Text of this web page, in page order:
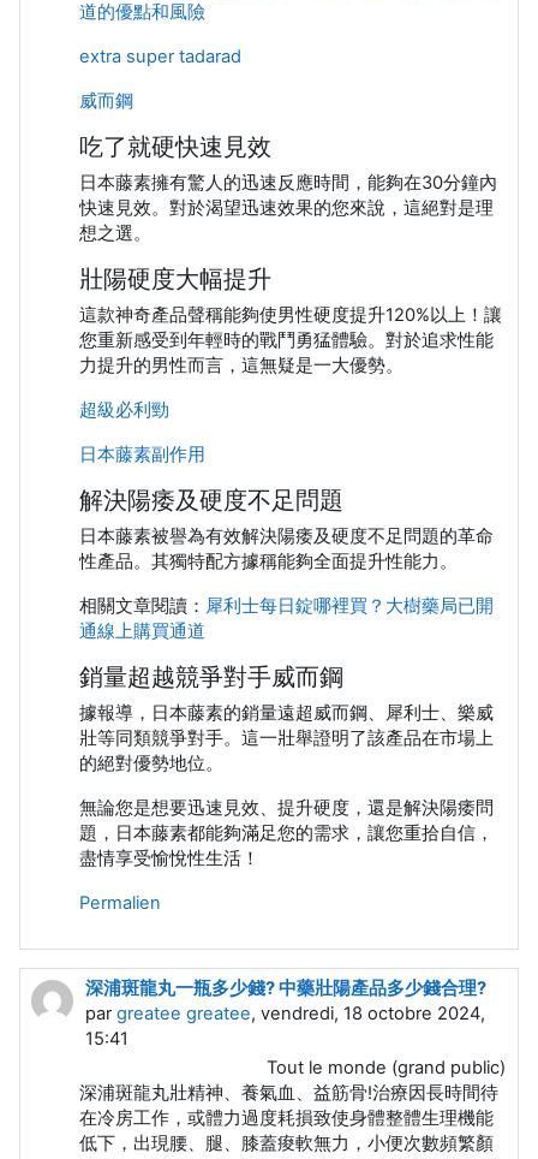
道的優點和風險
extra super tadarad
威而鋼
吃了就硬快速見效
日本藤素擁有驚人的迅速反應時間，能夠在30分鐘內
快速見效。對於渴望迅速效果的您來說，這絕對是理
想之選。
壯陽硬度大幅提升
這款神奇產品聲稱能夠使男性硬度提升120%以上！讓
您重新感受到年輕時的戰鬥勇猛體驗。對於追求性能
力提升的男性而言，這無疑是一大優勢。
超級必利勁
日本藤素副作用
解決陽痿及硬度不足問題
日本藤素被譽為有效解決陽痿及硬度不足問題的革命
性產品。其獨特配方據稱能夠全面提升性能力。
相關文章閱讀： 犀利士每日錠哪裡買？大樹藥局已開
通線上購買通道
銷量超越競爭對手威而鋼
據報導，日本藤素的銷量遠超威而鋼、犀利士、樂威
壯等同類競爭對手。這一壯舉證明了該產品在市場上
的絕對優勢地位。
無論您是想要迅速見效、提升硬度，還是解決陽痿問
題，日本藤素都能夠滿足您的需求，讓您重拾自信，
盡情享受愉悅性生活！
Permalien
深浦斑龍丸一瓶多少錢? 中藥壯陽產品多少錢合理?
pargreatee greatee, vendredi, 18 octobre 2024,
15:41
Tout le monde (grand public)
深浦斑龍丸壯精神、養氣血、益筋骨!治療因長時間待
在冷房工作，或體力過度耗損致使身體整體生理機能
低下，出現腰、腿、膝蓋痠軟無力，小便次數頻繁顏